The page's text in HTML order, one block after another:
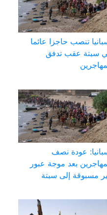
تنصب حاجزا عائما
سبتة عقب تدفق
عودة نصف
بعد موجة عبور
مسبوقة إلى سبتة